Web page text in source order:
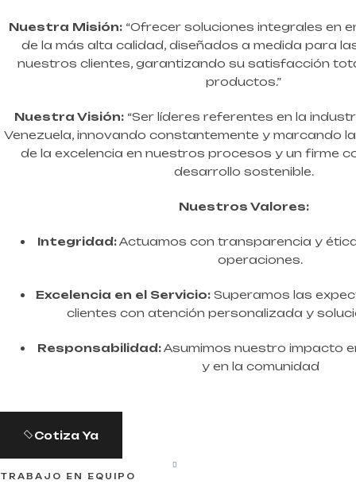
Nuestra Misión: “Ofrecer soluciones integrales en
de la más alta calidad, diseñados a medida para
nuestros clientes, garantizando su satisfacción
productos.”
Nuestra Visión:“Ser líderes referentes en la
Venezuela, innovando constantemente y marcando
de la excelencia en nuestros procesos y un firme
desarrollo sostenible.
Nuestros Valores:
Integridad:Actuamos con transparencia y
operaciones.
Excelencia en el Servicio: Superamos las
clientes con atención personalizada y
Responsabilidad:Asumimos nuestro impacto
y en la comunidad
Cotiza Ya
TRABAJO EN EQUIPO